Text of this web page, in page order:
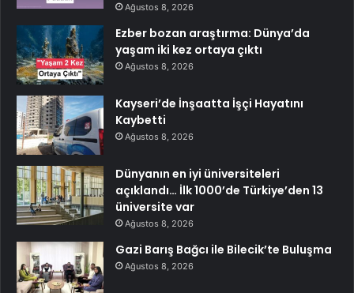
Ağustos 8, 2026
Ezber bozan araştırma: Dünya’da
yaşam iki kez ortaya çıktı
Ağustos 8, 2026
Kayseri’de İnşaatta İşçi Hayatını
Kaybetti
Ağustos 8, 2026
Dünyanın en iyi üniversiteleri
açıklandı… İlk 1000’de Türkiye’den 13
üniversite var
Ağustos 8, 2026
Gazi Barış Bağcı ile Bilecik’te Buluşma
Ağustos 8, 2026